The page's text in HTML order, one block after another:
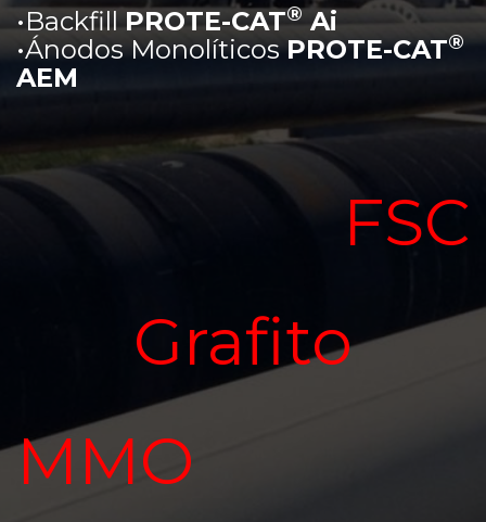
•BackfillPROTE-CAT® Ai
•Ánodos MonolíticosPROTE-CAT®
AEM
FSC
Grafito
MMO